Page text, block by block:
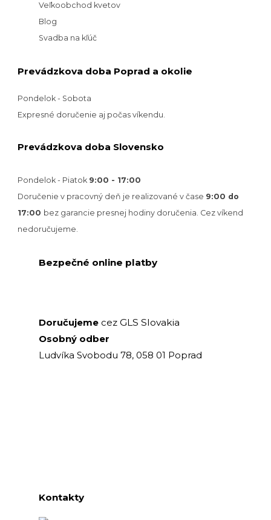
Veľkoobchod kvetov
Blog
Svadba na kľúč
Prevádzkova doba Poprad a okolie
Pondelok - Sobota
Expresné doručenie aj počas víkendu.
Prevádzkova doba Slovensko
Pondelok - Piatok 9:00 - 17:00
Doručenie v pracovný deň je realizované v čase 9:00 do
17:00 bez garancie presnej hodiny doručenia. Cez víkend
nedoručujeme.
Bezpečné online platby
Doručujeme cez GLS Slovakia
Osobný odber
Ludvíka Svobodu 78, 058 01 Poprad
Kontakty